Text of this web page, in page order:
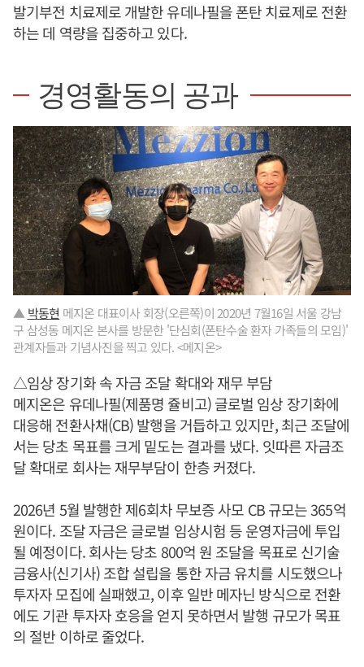
발기부전 치료제로 개발한 유데나필을 폰탄 치료제로 전환
하는 데 역량을 집중하고 있다.
경영활동의 공과
▲ 박동현 메지온 대표이사 회장(오른쪽)이 2020년 7월16일 서울 강남
구 삼성동 메지온 본사를 방문한 '단심회(폰탄수술 환자 가족들의 모임)'
관계자들과 기념사진을 찍고 있다. <메지온>
△임상 장기화 속 자금 조달 확대와 재무 부담
메지온은 유데나필(제품명 쥴비고) 글로벌 임상 장기화에
대응해 전환사채(CB) 발행을 거듭하고 있지만, 최근 조달에
서는 당초 목표를 크게 밑도는 결과를 냈다. 잇따른 자금조
달 확대로 회사는 재무부담이 한층 커졌다.
2026년 5월 발행한 제6회차 무보증 사모 CB 규모는 365억
원이다. 조달 자금은 글로벌 임상시험 등 운영자금에 투입
될 예정이다. 회사는 당초 800억 원 조달을 목표로 신기술
금융사(신기사) 조합 설립을 통한 자금 유치를 시도했으나
투자자 모집에 실패했고, 이후 일반 메자닌 방식으로 전환
에도 기관 투자자 호응을 얻지 못하면서 발행 규모가 목표
의 절반 이하로 줄었다.